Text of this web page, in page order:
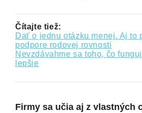
Čítajte tiež:
Dať o jednu otázku menej. Aj to
podpore rodovej rovnosti
Nevzdávahme sa toho, čo
lepšie
Firmy sa učia aj z vlastných